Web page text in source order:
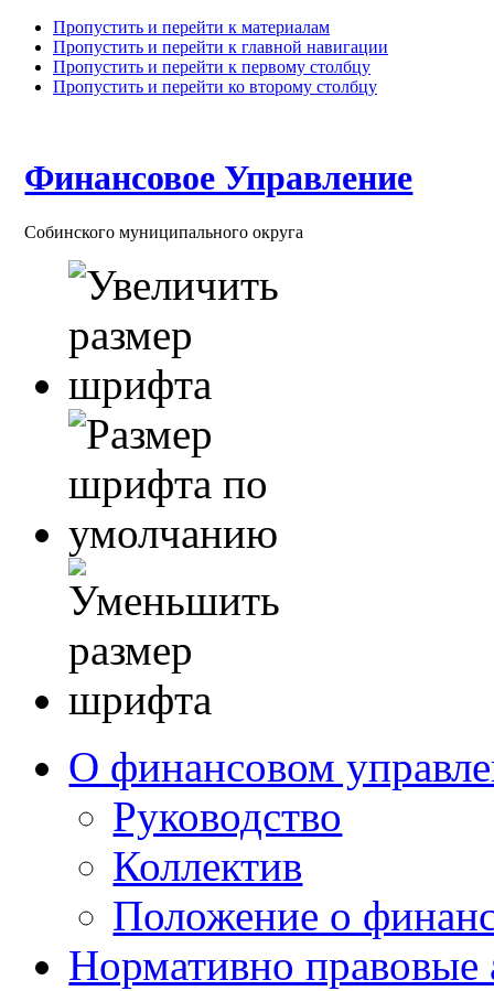
Пропустить и перейти к материалам
Пропустить и перейти к главной навигации
Пропустить и перейти к первому столбцу
Пропустить и перейти ко второму столбцу
Финансовое Управление
Собинского муниципального округа
О финансовом
Руководство
Коллектив
Положение о
Нормативно правовые